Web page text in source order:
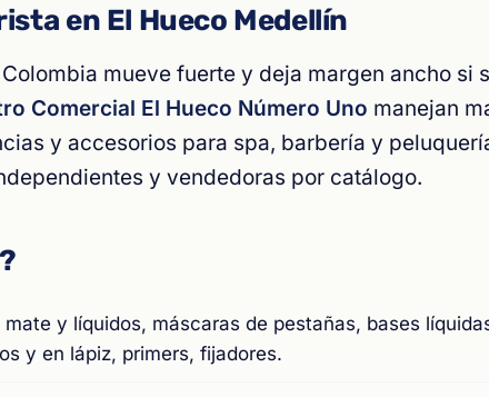
en El Hueco Medellín
mueve fuerte y deja margen ancho si
Comercial El Hueco Número Uno manejan
y accesorios para spa, barbería y
y vendedoras por catálogo.
y líquidos, máscaras de pestañas, bases
y en lápiz, primers, fijadores.